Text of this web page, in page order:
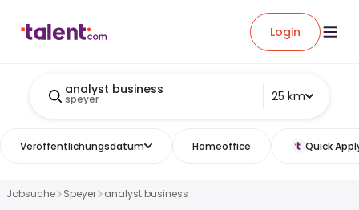
Login
analyst business
speyer 25 km
Veröffentlichungsdatum Homeoffice Quick
Jobsuche Speyer analyst business